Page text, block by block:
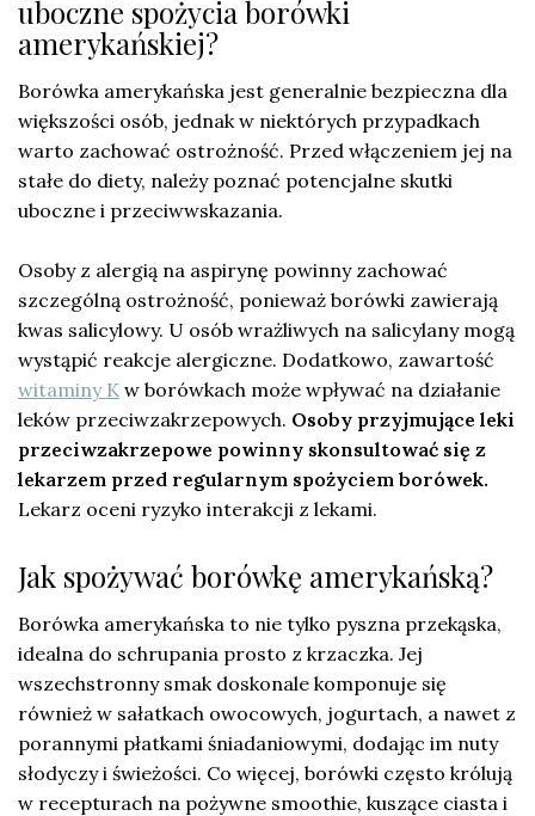
uboczne spożycia borówki
amerykańskiej?
Borówka amerykańska jest generalnie bezpieczna dla
większości osób, jednak w niektórych przypadkach
warto zachować ostrożność. Przed włączeniem jej na
stałe do diety, należy poznać potencjalne skutki
uboczne i przeciwwskazania.
Osoby z alergią na aspirynę powinny zachować
szczególną ostrożność, ponieważ borówki zawierają
kwas salicylowy. U osób wrażliwych na salicylany mogą
wystąpić reakcje alergiczne. Dodatkowo, zawartość
witaminy K w borówkach może wpływać na działanie
leków przeciwzakrzepowych. Osoby przyjmujące leki
przeciwzakrzepowe powinny skonsultować się z
lekarzem przed regularnym spożyciem borówek.
Lekarz oceni ryzyko interakcji z lekami.
Jak spożywać borówkę amerykańską?
Borówka amerykańska to nie tylko pyszna przekąska,
idealna do schrupania prosto z krzaczka. Jej
wszechstronny smak doskonale komponuje się
również w sałatkach owocowych, jogurtach, a nawet z
porannymi płatkami śniadaniowymi, dodając im nuty
słodyczy i świeżości. Co więcej, borówki często królują
w recepturach na pożywne smoothie, kuszące ciasta i